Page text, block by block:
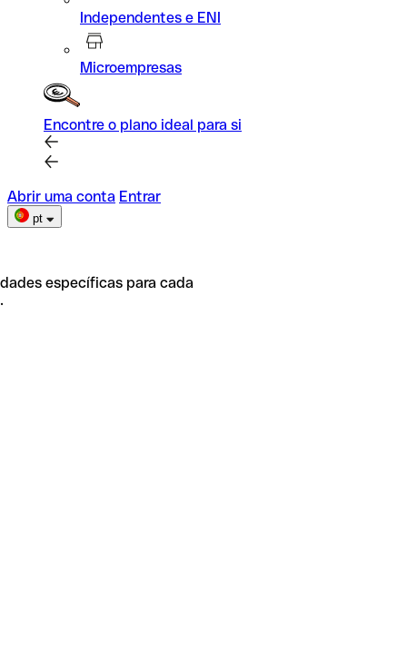
Independentes e ENI
Microempresas
Encontre o plano ideal para si
Abrir uma conta Entrar
pt
específicas para cada